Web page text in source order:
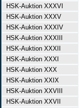
HSK-Auktion XXXVI
HSK-Auktion XXXV
HSK-Auktion XXXIV
HSK-Auktion XXXIII
HSK-Auktion XXXII
HSK-Auktion XXXI
HSK-Auktion XXX
HSK-Auktion XXIX
HSK-Auktion XXVIII
HSK-Auktion XXVII